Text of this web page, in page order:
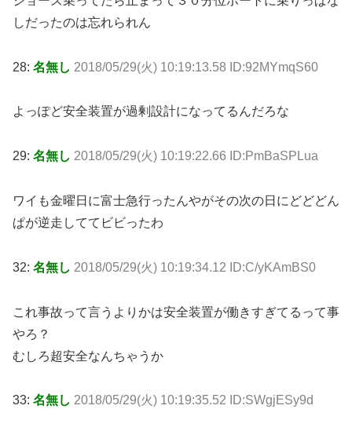
しだったのは忘れられん
28: 名無し 2018/05/29(火) 10:19:13.58 ID:92MYmqS60
よっぽど安全装置が過剰設計になってるんだろな
29: 名無し 2018/05/29(火) 10:19:22.66 ID:PmBaSPLua
ワイも金曜日に富士急行ったんやがその次の日にどどどん
ぱが逆走しててビビったわ
32: 名無し 2018/05/29(火) 10:19:34.12 ID:C/yKAmBS0
これ事故って言うよりかは安全装置が働きすぎてるって事
やろ？
むしろ超安全なんちゃうか
33: 名無し 2018/05/29(火) 10:19:35.52 ID:SWgjESy9d